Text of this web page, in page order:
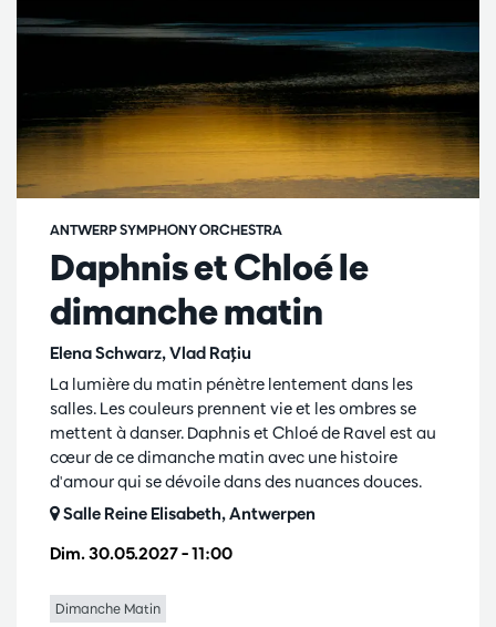
Daphnis et Chloé le
dimanche matin
Elena Schwarz, Vlad Raţiu
ANTWERP SYMPHONY ORCHESTRA
Dim. 30.05.2027– 11:00
La lumière du matin pénètre lentement dans les
salles. Les couleurs prennent vie et les ombres se
mettent à danser. Daphnis et Chloé de Ravel est au
cœur de ce dimanche matin avec une histoire
d'amour qui se dévoile dans des nuances douces.
Salle Reine Elisabeth, Antwerpen
Dimanche Matin